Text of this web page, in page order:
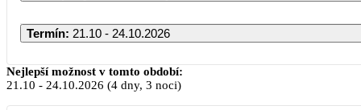
Termín: 21.10 - 24.10.2026
Nejlepší možnost v tomto období:
21.10 - 24.10.2026 (4 dny, 3 noci)